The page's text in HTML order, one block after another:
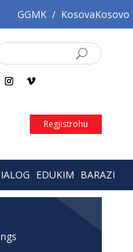
GGMK / KosovaKosovo
Regjistrohu
EDUKIM BARAZI